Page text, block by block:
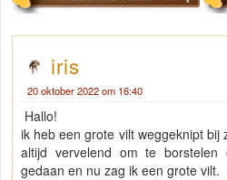
iris
20 oktober 2022 om 16:40
Hallo!
ik heb een grote vilt weggeknipt bij
altijd vervelend om te
gedaan en nu zag ik een grote vilt.